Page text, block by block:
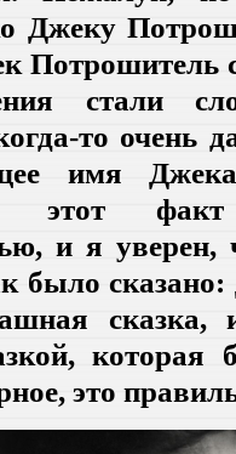
Джеку
Потрошитель
стали
то очень
имя
этот
и я уверен,
было
сказка,
которая
это